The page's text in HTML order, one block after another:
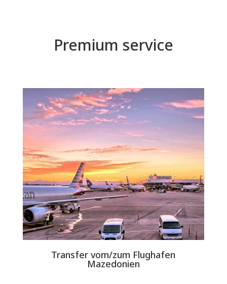
Premium service
Transfer vom/zum Flughafen
Mazedonien